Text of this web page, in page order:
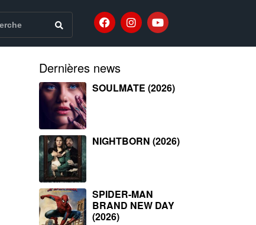
Dernières news
SOULMATE (2026)
NIGHTBORN (2026)
SPIDER-MAN
BRAND NEW DAY
(2026)